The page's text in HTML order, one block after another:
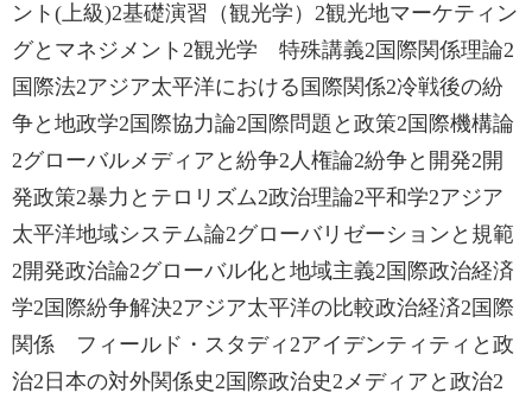
ント(上級)2基礎演習（観光学）2観光地マーケティン
グとマネジメント2観光学 特殊講義2国際関係理論2
国際法2アジア太平洋における国際関係2冷戦後の紛
争と地政学2国際協力論2国際問題と政策2国際機構論
2グローバルメディアと紛争2人権論2紛争と開発2開
発政策2暴力とテロリズム2政治理論2平和学2アジア
太平洋地域システム論2グローバリゼーションと規範
2開発政治論2グローバル化と地域主義2国際政治経済
学2国際紛争解決2アジア太平洋の比較政治経済2国際
関係 フィールド・スタディ2アイデンティティと政
治2日本の対外関係史2国際政治史2メディアと政治2